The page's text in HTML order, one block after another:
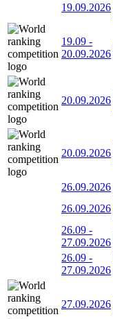
19.09.2026
19.09 -
20.09.2026
20.09.2026
20.09.2026
26.09.2026
26.09.2026
26.09 -
27.09.2026
26.09 -
27.09.2026
27.09.2026